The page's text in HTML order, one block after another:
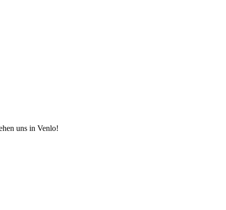
uns in Venlo!